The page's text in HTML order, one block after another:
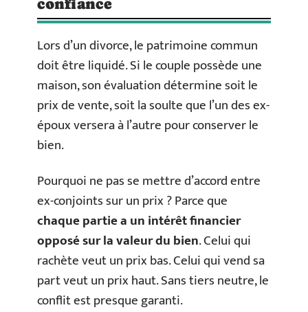
confiance
Lors d’un divorce, le patrimoine commun
doit être liquidé. Si le couple possède une
maison, son évaluation détermine soit le
prix de vente, soit la soulte que l’un des ex-
époux versera à l’autre pour conserver le
bien.
Pourquoi ne pas se mettre d’accord entre
ex-conjoints sur un prix ? Parce que
chaque partie a un intérêt financier
opposé sur la valeur du bien. Celui qui
rachète veut un prix bas. Celui qui vend sa
part veut un prix haut. Sans tiers neutre, le
conflit est presque garanti.